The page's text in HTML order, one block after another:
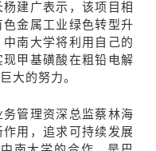
建广表示，该项目相
金属工业绿色转型升
南大学将利用自己的
甲基磺酸在粗铅电解
大的努力。
管理资深总监蔡林海
用，追求可持续发展